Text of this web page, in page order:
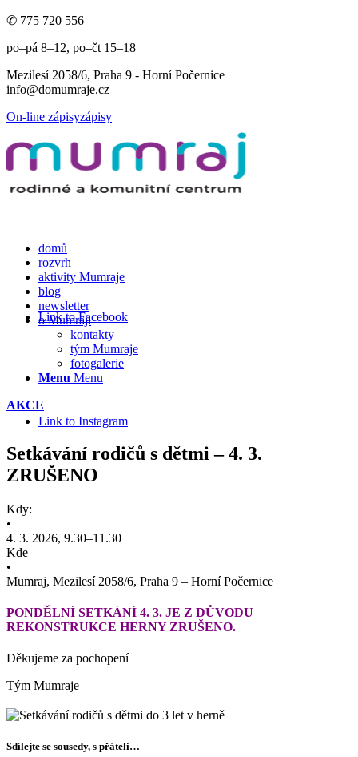
✆ 775 720 556
po–pá 8–12, po–čt 15–18
Mezilesí 2058/6, Praha 9 - Horní Počernice
info@domumraje.cz
On-line zápisyzápisy
Link to Facebook
Link to Instagram
domů
rozvrh
aktivity Mumraje
blog
newsletter
o Mumraji
kontakty
tým Mumraje
fotogalerie
Menu Menu
AKCE
Setkávání rodičů s dětmi – 4. 3.
ZRUŠENO
Kdy:
•
4. 3. 2026, 9.30–11.30
Kde
•
Mumraj, Mezilesí 2058/6, Praha 9 – Horní Počernice
PONDĚLNÍ SETKÁNÍ 4. 3. JE Z DŮVODU
REKONSTRUKCE HERNY ZRUŠENO.
Děkujeme za pochopení
Tým Mumraje
Sdílejte se sousedy, s přáteli…